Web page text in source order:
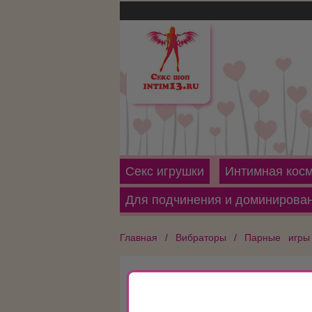
Секс игрушки Интимная
Для подчинения и
Главная / Вибраторы / Парные